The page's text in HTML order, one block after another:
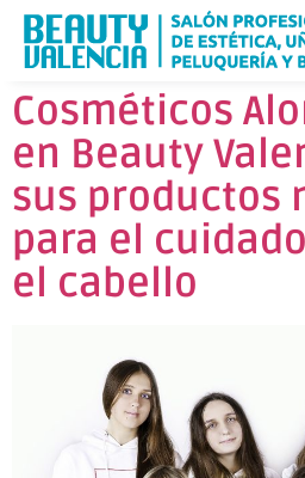
Cosméticos
en Beauty
sus productos
para el
el cabello